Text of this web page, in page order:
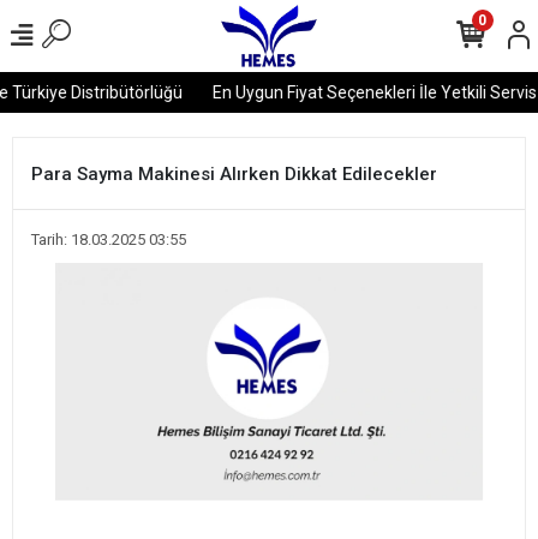
Distribütörlüğü En Uygun Fiyat Seçenekleri İle Yetkili
0
Para Sayma Makinesi Alırken Dikkat Edilecekler
Tarih: 18.03.2025 03:55